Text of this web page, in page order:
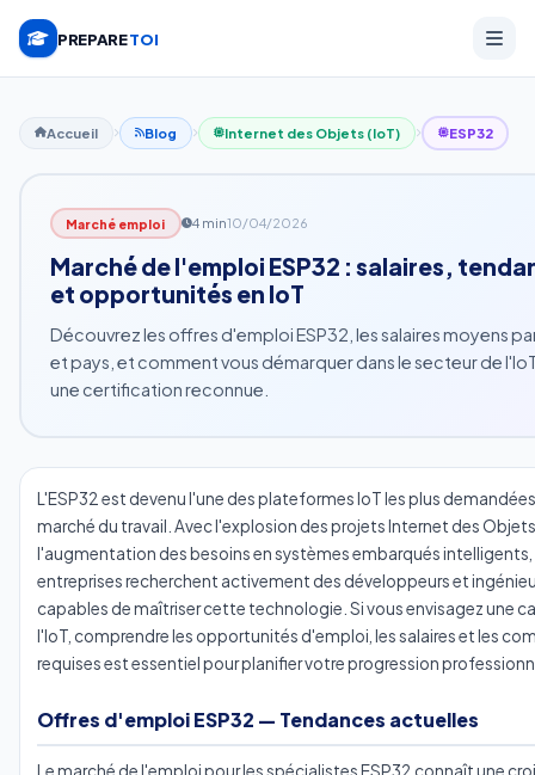
PREPARETOI
Accueil Blog Internet des Objets (IoT) ESP32
Marché emploi 4 min10/04/2026
Marché de l'emploi ESP32 : salaires,
et opportunités en IoT
Découvrez les offres d'emploi ESP32, les salaires moyens
et pays, et comment vous démarquer dans le secteur de
une certification reconnue.
L'ESP32 est devenu l'une des plateformes IoT les plus demandées
marché du travail. Avec l'explosion des projets Internet des
l'augmentation des besoins en systèmes embarqués intelligents,
entreprises recherchent activement des développeurs et
capables de maîtriser cette technologie. Si vous envisagez une
l'IoT, comprendre les opportunités d'emploi, les salaires et les
requises est essentiel pour planifier votre progression
Offres d'emploi ESP32 — Tendances actuelles